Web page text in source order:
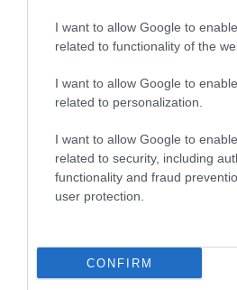
I want to allow Google to
related to functionality of the
I want to allow Google to
related to personalization.
I want to allow Google to
related to security, including
functionality and fraud
user protection.
CONFIRM
Toyota az új…
Nem áll le a Gazoo Racing,
extrémebb Toyota…